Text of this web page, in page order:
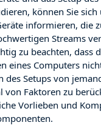
können Sie sich
informieren, die
Streams
zu beachten, dass
eines Computers
des Setups von
von Faktoren zu
Vorlieben und